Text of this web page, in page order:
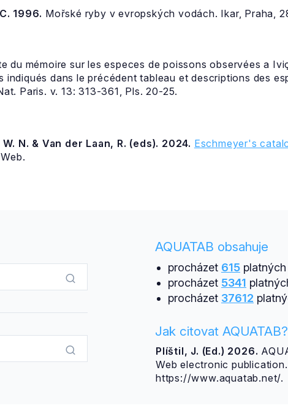
1996. Mořské ryby v evropských vodách. Ikar, Praha,
du mémoire sur les especes de poissons observées a
indiqués dans le précédent tableau et descriptions des
Paris. v. 13: 313-361, Pls. 20-25.
N. & Van der Laan, R. (eds). 2024. Eschmeyer's
AQUATAB obsahuje
procházet 615platných
procházet 5341
procházet 37612
Jak citovat AQUATAB?
Plíštil, J. (Ed.) 2026.
Web electronic
https://www.aquatab.net/.